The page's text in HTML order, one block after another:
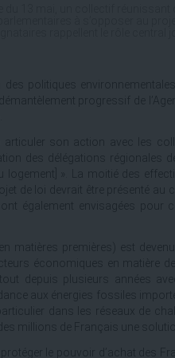
politiques environnementales
progressif de
articuler son action avec les
des délégations régionales
logement] ». La moitié des
de loi devrait être présenté au
également envisagées pour
matières premières) est
économiques en matière
depuis plusieurs années
aux énergies fossiles
dans les réseaux de
millions de Français une
le pouvoir d’achat des